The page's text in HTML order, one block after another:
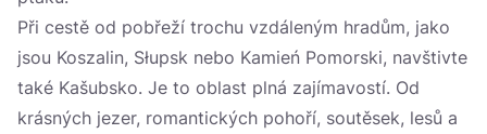
Při cestě od pobřeží trochu vzdáleným hradům, jako
jsou Koszalin, Słupsk nebo Kamień Pomorski, navštivte
také Kašubsko. Je to oblast plná zajímavostí. Od
krásných jezer, romantických pohoří, soutěsek, lesů a